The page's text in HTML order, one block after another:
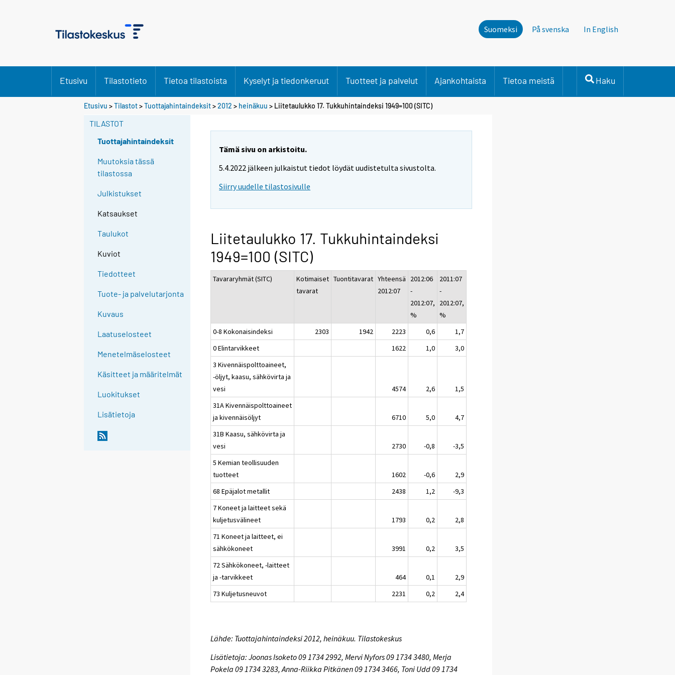
Suomeksi På svenska In English
Etusivu Tilastotieto Tietoa tilastoista Kyselyt ja tiedonkeruut Tuotteet ja palvelut Ajankohtaista Tietoa meistä Haku
Etusivu >Tilastot>Tuottajahintaindeksit>2012 > heinäkuu > Liitetaulukko 17. Tukkuhintaindeksi 1949=100 (SITC)
TILASTOT
Tuottajahintaindeksit
Muutoksia tässä
tilastossa
Julkistukset
Katsaukset
Taulukot
Kuviot
Tiedotteet
Tuote- ja palvelutarjonta
Kuvaus
Laatuselosteet
Menetelmäselosteet
Käsitteet ja määritelmät
Luokitukset
Lisätietoja
Tämä sivu on arkistoitu.
5.4.2022 jälkeen julkaistut tiedot löydät uudistetulta sivustolta.
Siirry uudelle tilastosivulle
Liitetaulukko 17. Tukkuhintaindeksi
1949=100 (SITC)
Tavararyhmät (SITC)
Kotimaiset
tavarat
Tuontitavarat Yhteensä
2012:07
2012:06
-
2012:07,
%
2011:07
-
2012:07,
%
0-8 Kokonaisindeksi
2303 1942 2223 0,6
1,7
0 Elintarvikkeet
1622 1,0
3,0
3 Kivennäispolttoaineet,
-öljyt, kaasu, sähkövirta ja
vesi
4574 2,6
1,5
31A Kivennäispolttoaineet
ja kivennäisöljyt
6710 5,0
4,7
31B Kaasu, sähkövirta ja
vesi
2730 -0,8
-3,5
5 Kemian teollisuuden
tuotteet
1602 -0,6
2,9
68 Epäjalot metallit
2438 1,2
-9,3
7 Koneet ja laitteet sekä
kuljetusvälineet
1793 0,2
2,8
71 Koneet ja laitteet, ei
sähkökoneet
3991 0,2
3,5
72 Sähkökoneet, -laitteet
ja -tarvikkeet
464 0,1
2,9
73 Kuljetusneuvot
2231 0,2 2,4
Lähde: Tuottajahintaindeksi 2012, heinäkuu. Tilastokeskus
Lisätietoja: Joonas Isoketo 09 1734 2992, Mervi Nyfors 09 1734 3480, Merja
Pokela 09 1734 3283, Anna-Riikka Pitkänen 09 1734 3466, Toni Udd 09 1734